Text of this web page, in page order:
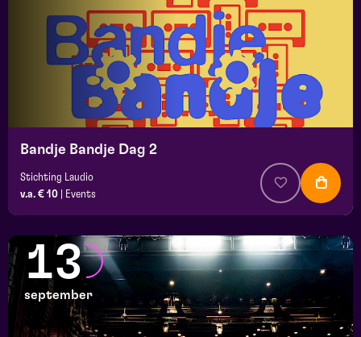
Bandje Bandje Dag 2
Stichting Laudio
v.a. € 10
Events
13
september